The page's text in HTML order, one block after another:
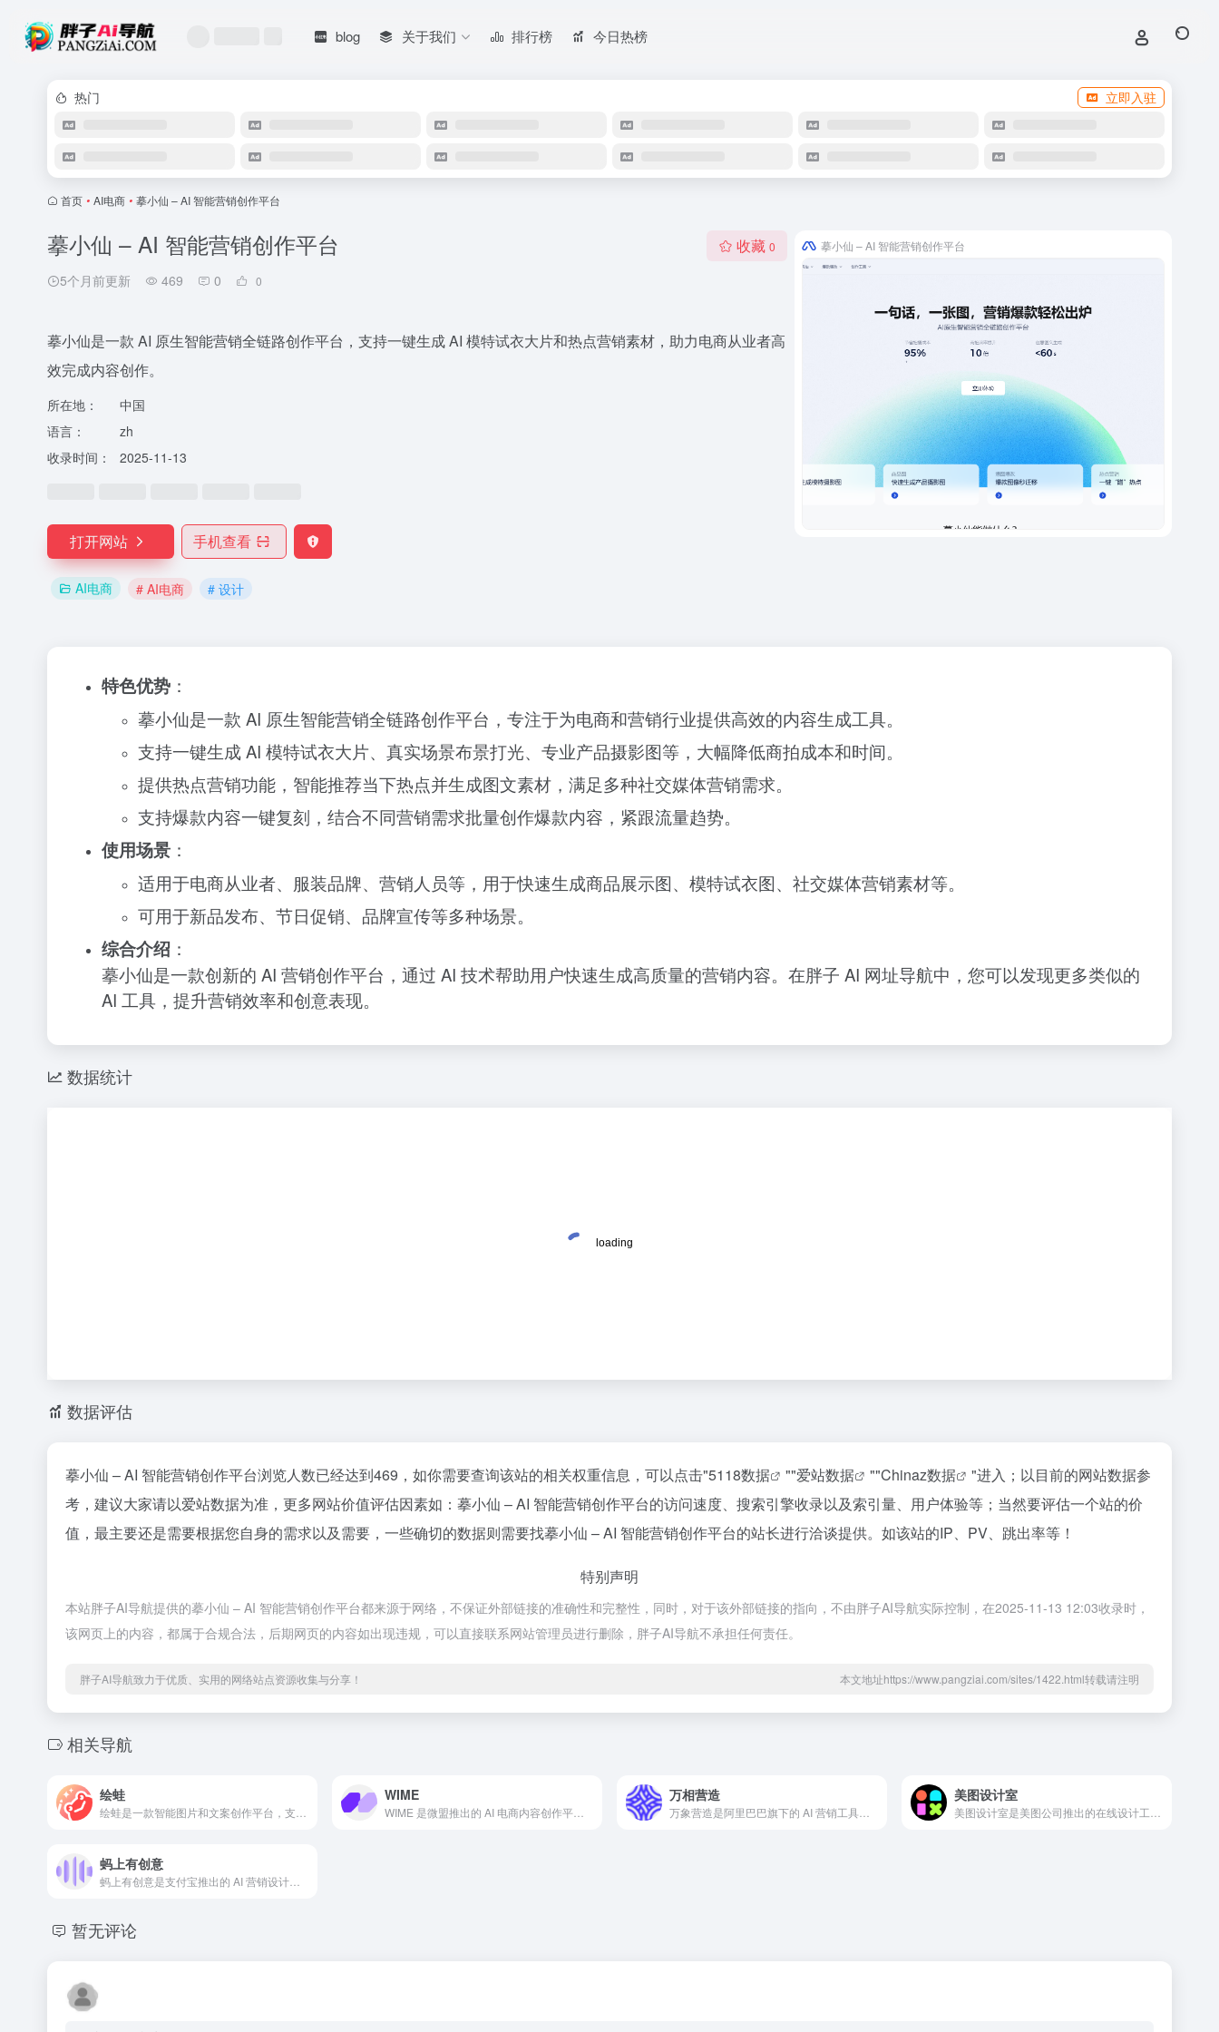
blog 关于我们 排行榜 今日热榜
热门 立即入驻
首页 • AI电商 • 摹小仙 – AI 智能营销创作平台
摹小仙 – AI 智能营销创作平台
5个月前更新 469 0 0
收藏 0
摹小仙是一款 AI 原生智能营销全链路创作平台，支持一键生成 AI 模特试衣大片和热点营销素材，助力电商从业者高
效完成内容创作。
所在地：
中国
语言：
zh
收录时间：
2025-11-13
打开网站 手机查看
AI电商 # AI电商 # 设计
摹小仙 – AI 智能营销创作平台
特色优势 ：
摹小仙是一款 AI 原生智能营销全链路创作平台，专注于为电商和营销行业提供高效的内容生成工具。
支持一键生成 AI 模特试衣大片、真实场景布景打光、专业产品摄影图等，大幅降低商拍成本和时间。
提供热点营销功能，智能推荐当下热点并生成图文素材，满足多种社交媒体营销需求。
支持爆款内容一键复刻，结合不同营销需求批量创作爆款内容，紧跟流量趋势。
使用场景 ：
适用于电商从业者、服装品牌、营销人员等，用于快速生成商品展示图、模特试衣图、社交媒体营销素材等。
可用于新品发布、节日促销、品牌宣传等多种场景。
综合介绍 ：
摹小仙是一款创新的 AI 营销创作平台，通过 AI 技术帮助用户快速生成高质量的营销内容。在胖子 AI 网址导航中，您可以发现更多类似的
AI 工具，提升营销效率和创意表现。
数据统计
数据评估
摹小仙 – AI 智能营销创作平台浏览人数已经达到469，如你需要查询该站的相关权重信息，可以点击"5118数据 ""爱站数据 ""Chinaz数据
"进入；以目前的网站数据参
考，建议大家请以爱站数据为准，更多网站价值评估因素如：摹小仙 – AI 智能营销创作平台的访问速度、搜索引擎收录以及索引量、用户体验等；当然要评估一个站的价
值，最主要还是需要根据您自身的需求以及需要，一些确切的数据则需要找摹小仙 – AI 智能营销创作平台的站长进行洽谈提供。如该站的IP、PV、跳出率等！
特别声明
本站胖子AI导航提供的摹小仙 – AI 智能营销创作平台都来源于网络，不保证外部链接的准确性和完整性，同时，对于该外部链接的指向，不由胖子AI导航实际控制，在2025-11-13 12:03收录时，
该网页上的内容，都属于合规合法，后期网页的内容如出现违规，可以直接联系网站管理员进行删除，胖子AI导航不承担任何责任。
胖子AI导航致力于优质、实用的网络站点资源收集与分享！ 本文地址https://www.pangziai.com/sites/1422.html转载请注明
相关导航
绘蛙 WIME 万相营造 美图设计室
蚂上有创意
暂无评论